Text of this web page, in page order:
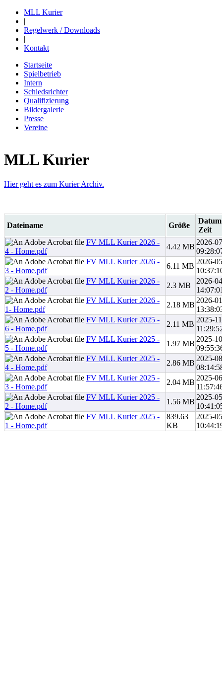
MLL Kurier
|
Regelwerk / Downloads
|
Kontakt
Startseite
Spielbetrieb
Intern
Schiedsrichter
Qualifizierung
Bildergalerie
Presse
Vereine
MLL Kurier
Hier geht es zum Kurier Archiv.
Dateiname Größe
Zeit
FV MLL Kurier 2026 -
4 - Home.pdf
4.42 MB
2026-
FV MLL Kurier 2026 -
3 - Home.pdf
6.11 MB
2026-
FV MLL Kurier 2026 -
2 - Home.pdf
2.3 MB
2026-
FV MLL Kurier 2026 -
1- Home.pdf
2.18 MB
2026-
FV MLL Kurier 2025 -
6 - Home.pdf
2.11 MB
2025-
FV MLL Kurier 2025 -
5 - Home.pdf
1.97 MB
2025-
FV MLL Kurier 2025 -
4 - Home.pdf
2.86 MB
2025-
FV MLL Kurier 2025 -
3 - Home.pdf
2.04 MB
2025-
FV MLL Kurier 2025 -
2 - Home.pdf
1.56 MB
2025-
FV MLL Kurier 2025 -
1 - Home.pdf
839.63
KB
2025-